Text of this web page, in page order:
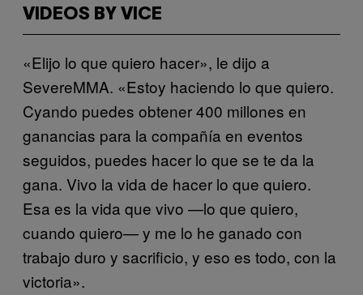
VIDEOS BY VICE
«Elijo lo que quiero hacer», le dijo a
SevereMMA. «Estoy haciendo lo que quiero.
Cyando puedes obtener 400 millones en
ganancias para la compañía en eventos
seguidos, puedes hacer lo que se te da la
gana. Vivo la vida de hacer lo que quiero.
Esa es la vida que vivo —lo que quiero,
cuando quiero— y me lo he ganado con
trabajo duro y sacrificio, y eso es todo, con la
victoria».